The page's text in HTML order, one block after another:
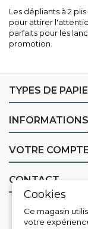
Les dépliants à 2
pour attirer
parfaits pour les
promotion.
TYPES DE
INFORMATIONS
VOTRE COMPTE
CONTACT
Cookies
Ce magasin
votre
Site